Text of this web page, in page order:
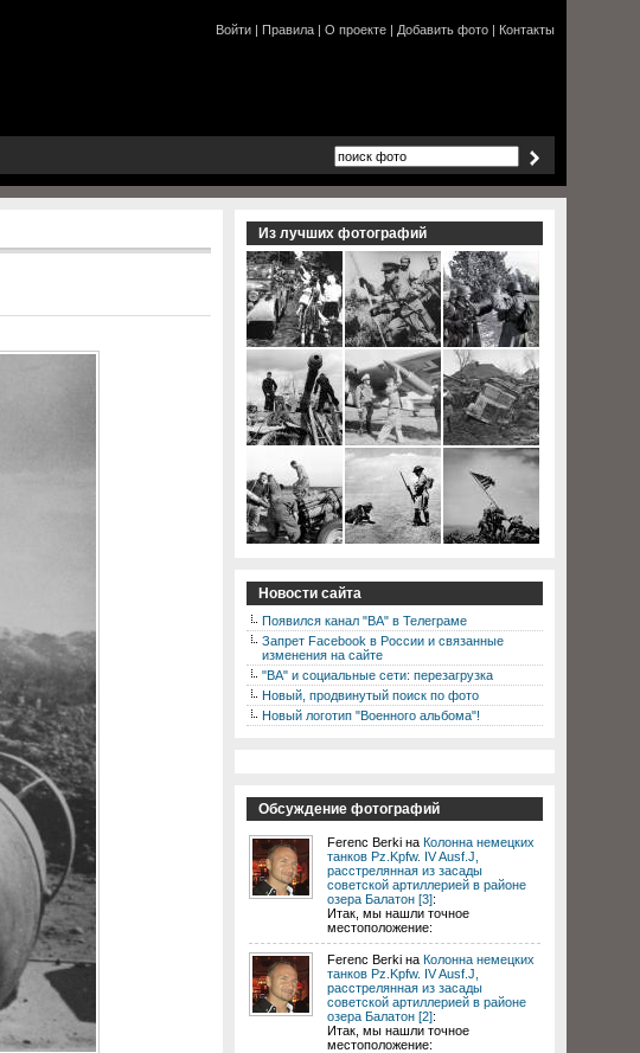
Войти | Правила | О проекте | Добавить фото | Контакты
Из лучших фотографий
Новости сайта
Появился канал "ВА" в Телеграме
Запрет Facebook в России и связанные
изменения на сайте
"ВА" и социальные сети: перезагрузка
Новый, продвинутый поиск по фото
Новый логотип "Военного альбома"!
Обсуждение фотографий
Ferenc Berki на Колонна немецких
танков Pz.Kpfw. IV Ausf.J,
расстрелянная из засады
советской артиллерией в районе
озера Балатон [3]:
Итак, мы нашли точное
местоположение:
Ferenc Berki на Колонна немецких
танков Pz.Kpfw. IV Ausf.J,
расстрелянная из засады
советской артиллерией в районе
озера Балатон [2]:
Итак, мы нашли точное
местоположение: